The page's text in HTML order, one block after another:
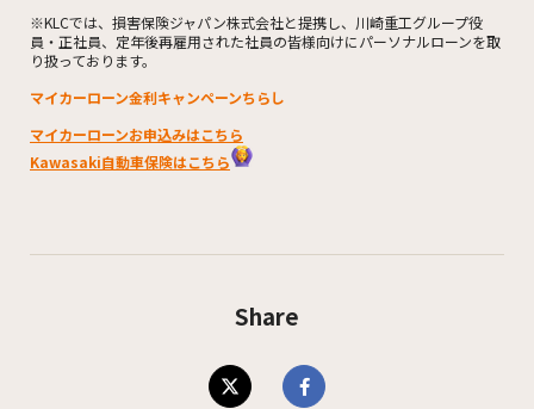
※KLCでは、損害保険ジャパン株式会社と提携し、川崎重工グループ役
員・正社員、定年後再雇用された社員の皆様向けにパーソナルローンを取
り扱っております。
マイカーローン金利キャンペーンちらし
マイカーローンお申込みはこちら
Kawasaki自動車保険はこちら
Share